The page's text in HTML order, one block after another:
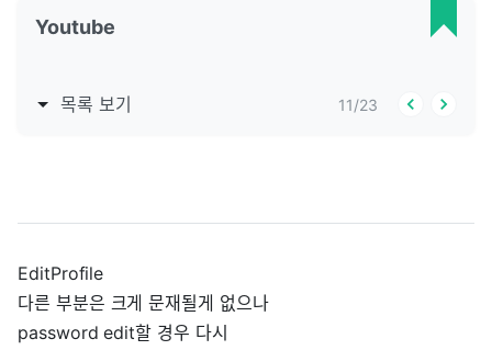
Youtube
목록 보기 11/23
EditProfile
다른 부분은 크게 문재될게 없으나
password edit할 경우 다시